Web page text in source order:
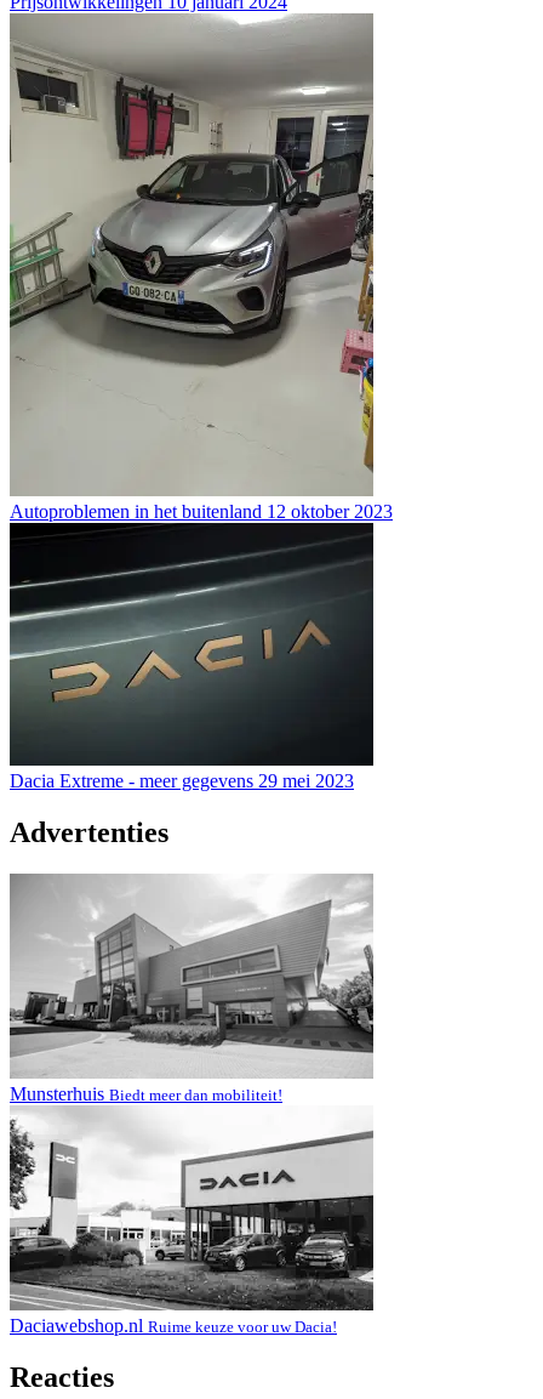
Autoproblemen in het buitenland 12 oktober 2023
Dacia Extreme - meer gegevens 29 mei 2023
Advertenties
Munsterhuis Biedt meer dan mobiliteit!
Daciawebshop.nl Ruime keuze voor uw Dacia!
Reacties